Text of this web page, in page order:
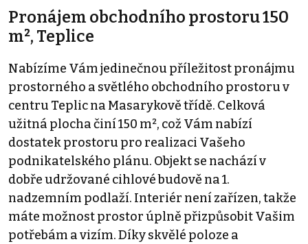
Pronájem obchodního prostoru 150
m², Teplice
Nabízíme Vám jedinečnou příležitost pronájmu
prostorného a světlého obchodního prostoru v
centru Teplic na Masarykově třídě. Celková
užitná plocha činí 150 m², což Vám nabízí
dostatek prostoru pro realizaci Vašeho
podnikatelského plánu. Objekt se nachází v
dobře udržované cihlové budově na 1.
nadzemním podlaží. Interiér není zařízen, takže
máte možnost prostor úplně přizpůsobit Vašim
potřebám a vizím. Díky skvělé poloze a